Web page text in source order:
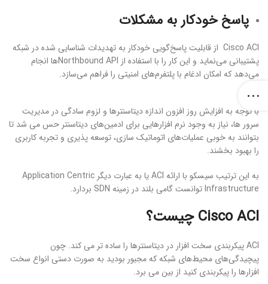
پاسخ خودکار به مشکلات
Cisco ACI از قابلیت پاسخ‌گویی خودکار به تهدیدات شناسایی شده در شبکه
پشتیبانی می‌نماید و این کار را با استفاده از Northbound APIها انجام
می‌دهد که امکان ادغام با پلتفرم‌های امنیتی را فراهم می‌سازد.
با توجه به افزایش روز افزون اندازه دیتاسنتر‌ها و لزوم سادگی در مدیریت
سرور ها، نیاز به وجود نرم افزار‌هایی برای ادمین‌های دیتا‌سنتر حس می شد تا
بتوانند به خوبی عملیات‌های اتوماتیک سازی، توسعه پذیری و تجربه کاربری
را بهبود بخشند.
به این ترتیب سیسکو با ارائه ACI یا به عبارت دیگر Application Centric
Infrastructure توانست گامی بلند در زمینه SDN بردارد.
Cisco ACI چیست؟
ACI پیکربندی سخت افزار در دیتاسنترها را ساده تر می کند. چون
پیچیدگی‌های محیط‌های شبکه که مجبور بودید به صورت دستی انواع سخت
افزارها را پیکربندی کنید از بین می برد.